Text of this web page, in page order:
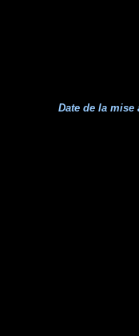
Date de la